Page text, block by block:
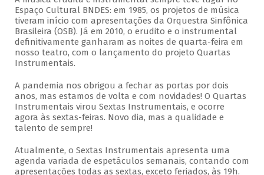
Espaço Cultural BNDES: em 1985, os projetos de música
tiveram início com apresentações da Orquestra Sinfônica
Brasileira (OSB). Já em 2010, o erudito e o instrumental
definitivamente ganharam as noites de quarta-feira em
nosso teatro, com o lançamento do projeto Quartas
Instrumentais.
A pandemia nos obrigou a fechar as portas por dois
anos, mas estamos de volta e com novidades! O Quartas
Instrumentais virou Sextas Instrumentais, e ocorre
agora às sextas-feiras. Novo dia, mas a qualidade e
talento de sempre!
Atualmente, o Sextas Instrumentais apresenta uma
agenda variada de espetáculos semanais, contando com
apresentações todas as sextas, exceto feriados, às 19h.